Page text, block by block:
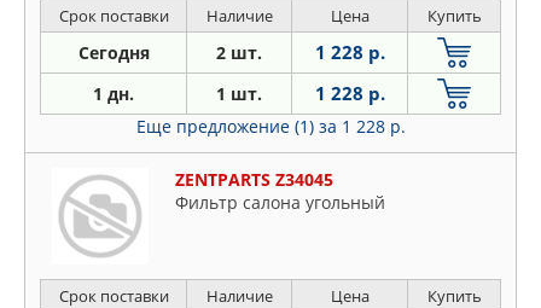
Срок поставки Наличие Цена Купить
Сегодня 2 шт. 1 228 р.
1 дн. 1 шт. 1 228 р.
Еще предложение (1) за 1 228 р.
ZENTPARTS Z34045
Фильтр салона угольный
Срок поставки Наличие Цена Купить